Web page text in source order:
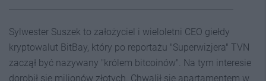
Sylwester Suszek to założyciel i wieloletni CEO giełdy
kryptowalut BitBay, który po reportażu "Superwizjera" TVN
zaczął być nazywany "królem bitcoinów". Na tym interesie
dorobił się milionów złotych. Chwalił się apartamentem w